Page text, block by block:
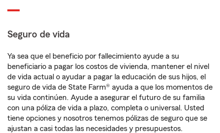
Seguro de vida
Ya sea que el beneficio por fallecimiento ayude a su
beneficiario a pagar los costos de vivienda, mantener el nivel
de vida actual o ayudar a pagar la educación de sus hijos, el
seguro de vida de State Farm® ayuda a que los momentos de
su vida continúen. Ayude a asegurar el futuro de su familia
con una póliza de vida a plazo, completa o universal. Usted
tiene opciones y nosotros tenemos pólizas de seguro que se
ajustan a casi todas las necesidades y presupuestos.